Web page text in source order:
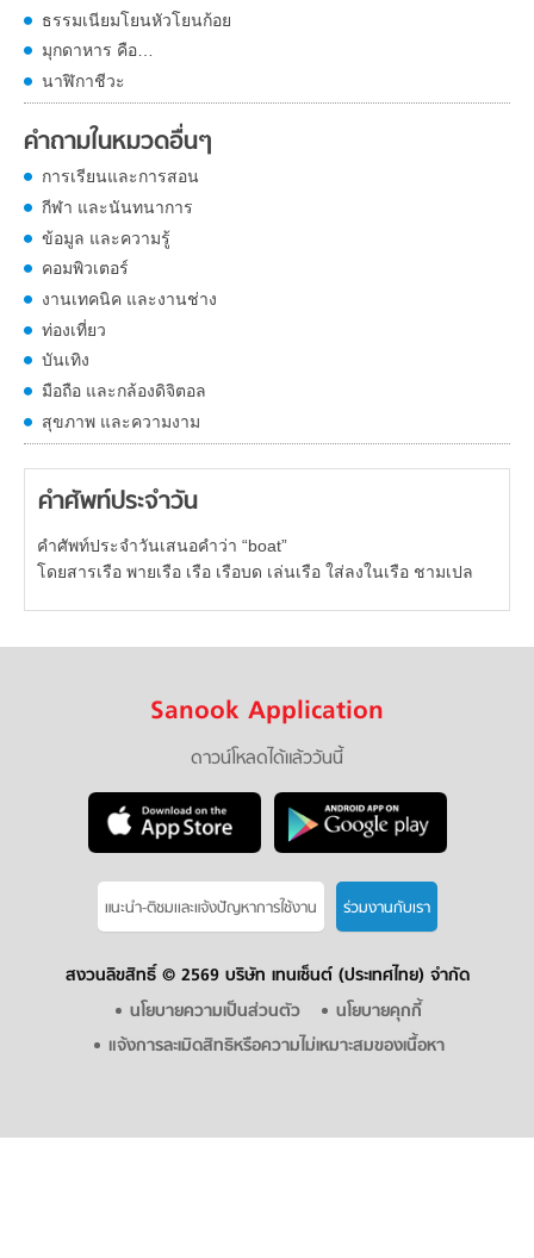
ธรรมเนียมโยนหัวโยนก้อย
มุกดาหาร คือ…
นาฬิกาชีวะ
คำถามในหมวดอื่นๆ
การเรียนและการสอน
กีฬา และนันทนาการ
ข้อมูล และความรู้
คอมพิวเตอร์
งานเทคนิค และงานช่าง
ท่องเที่ยว
บันเทิง
มือถือ และกล้องดิจิตอล
สุขภาพ และความงาม
คำศัพท์ประจำวัน
คำศัพท์ประจำวันเสนอคำว่า “boat”
โดยสารเรือ พายเรือ เรือ เรือบด เล่นเรือ ใส่ลงในเรือ ชามเปล
Sanook Application
ดาวน์โหลดได้แล้ววันนี้
แนะนำ-ติชมเเละแจ้งปัญหาการใช้งาน ร่วมงานกับเรา
สงวนลิขสิทธิ์ © 2569 บริษัท เทนเซ็นต์ (ประเทศไทย) จำกัด
นโยบายความเป็นส่วนตัว
นโยบายคุกกี้
แจ้งการละเมิดสิทธิหรือความไม่เหมาะสมของเนื้อหา